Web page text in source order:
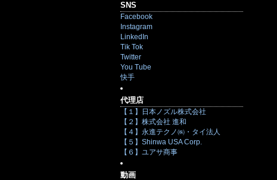
SNS
Facebook
Instagram
LinkedIn
Tik Tok
Twitter
You Tube
快手
代理店
【１】日本ノズル株式会社
【２】株式会社 進和
【４】永進テクノ㈱・タイ法人
【５】Shinwa USA Corp.
【６】ユアサ商事
動画